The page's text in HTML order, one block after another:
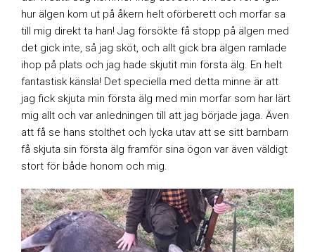
hur älgen kom ut på åkern helt oförberett och morfar sa
till mig direkt ta han! Jag försökte få stopp på älgen med
det gick inte, så jag sköt, och allt gick bra älgen ramlade
ihop på plats och jag hade skjutit min första älg. En helt
fantastisk känsla! Det speciella med detta minne är att
jag fick skjuta min första älg med min morfar som har lärt
mig allt och var anledningen till att jag började jaga. Även
att få se hans stolthet och lycka utav att se sitt barnbarn
få skjuta sin första älg framför sina ögon var även väldigt
stort för både honom och mig.